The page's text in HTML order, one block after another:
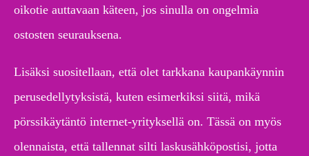
oikotie auttavaan käteen, jos sinulla on ongelmia
ostosten seurauksena.
Lisäksi suositellaan, että olet tarkkana kaupankäynnin
perusedellytyksistä, kuten esimerkiksi siitä, mikä
pörssikäytäntö internet-yrityksellä on. Tässä on myös
olennaista, että tallennat silti laskusähköpostisi, jotta